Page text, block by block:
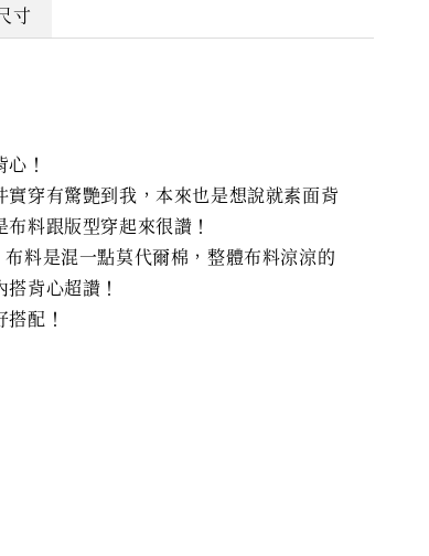
寸
！
實穿有驚艷到我，本來也是想說就素面背
料跟版型穿起來很讚！
料是混一點莫代爾棉，整體布料涼涼的
背心超讚！
配！